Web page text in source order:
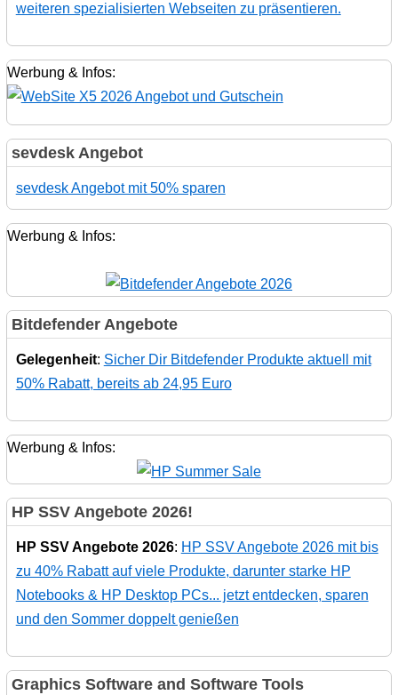
weiteren spezialisierten Webseiten zu präsentieren.
Werbung & Infos:
sevdesk Angebot
sevdesk Angebot mit 50% sparen
Werbung & Infos:
Bitdefender Angebote
Gelegenheit: Sicher Dir Bitdefender Produkte aktuell mit
50% Rabatt, bereits ab 24,95 Euro
Werbung & Infos:
HP SSV Angebote 2026!
HP SSV Angebote 2026: HP SSV Angebote 2026 mit bis
zu 40% Rabatt auf viele Produkte, darunter starke HP
Notebooks & HP Desktop PCs... jetzt entdecken, sparen
und den Sommer doppelt genießen
Graphics Software and Software Tools